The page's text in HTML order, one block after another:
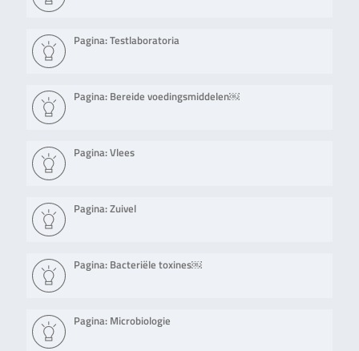
Pagina: Testlaboratoria
Pagina: Bereide voedingsmiddelen￼
Pagina: Vlees
Pagina: Zuivel
Pagina: Bacteriële toxines￼
Pagina: Microbiologie